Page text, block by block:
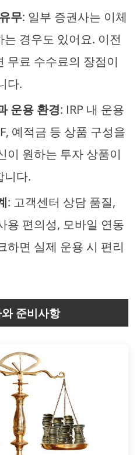
무: 일부 증권사는 이체
경우도 있어요. 이전
무료 수수료의 장점이
다.
운용 환경: IRP 내 운용
예적금 등 상품 구성을
이 원하는 투자 상품이
니다.
: 고객센터 상담 품질,
용 편의성, 모바일 연동
하면 실제 운용 시 편리
준비사항